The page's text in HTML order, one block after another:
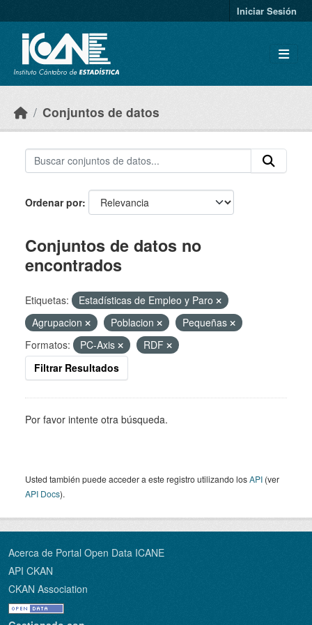
Iniciar Sesión
Conjuntos de datos
Ordenar por
Conjuntos de datos no
encontrados
Etiquetas:
Estadísticas de Empleo y Paro
Agrupacion
Poblacion
Pequeñas
Formatos:
PC-Axis
RDF
Filtrar Resultados
Por favor intente otra búsqueda.
Usted también puede acceder a este registro utilizando losAPI (ver
API Docs).
Acerca de Portal Open Data ICANE
API CKAN
CKAN Association